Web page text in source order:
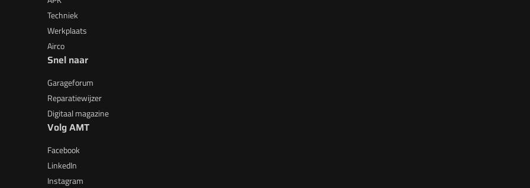
Techniek
Werkplaats
Airco
Snel naar
Garageforum
Reparatiewijzer
Digitaal magazine
Volg AMT
Facebook
LinkedIn
Instagram